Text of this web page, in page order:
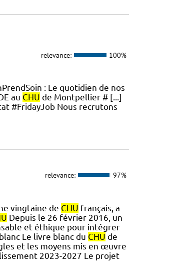
relevance: 100%
: Le quotidien de nos
au CHU de Montpellier # [...]
#FridayJob Nous recrutons
relevance: 97%
vingtaine de CHU français, a
Depuis le 26 février 2016, un
et éthique pour intégrer
Le livre blanc du CHU de
et les moyens mis en œuvre
2023-2027 Le projet